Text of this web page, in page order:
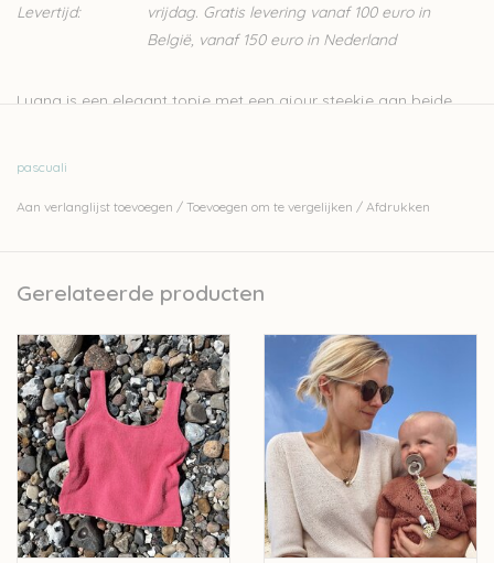
Levertijd:
vrijdag. Gratis levering vanaf 100 euro in
België, vanaf 150 euro in Nederland
Luana is een elegant topje met een ajour steekje aan beide
dikte 4mm en een haaknaald in dikte 3,5mm. Deze zitten niet in
het pakket maar kunnen afzonderlijk aangekocht worden.
Het patroontje is uitgeschreven in de maten XS, X, M, L, XL en
XXL, overeenkomend met een borstomtrek van 74, 82, 90, 98,
107, 119 cm.
Laat bij het afrekenen bij 'opmerkingen' weten in welke kleur
Pascuali Cumbria het pakketje wil breien.
pascuali
Aan verlanglijst toevoegen / Toevoegen om te vergelijken / Afdrukken
Gerelateerde producten